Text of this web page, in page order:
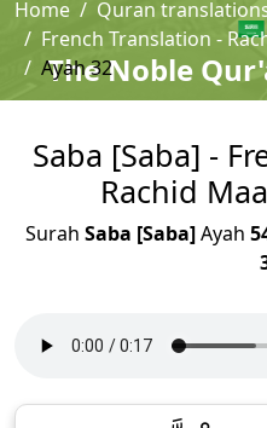
The Noble
Home
Quran
French Translation -
Ayah 32
Saba [Saba] -
Rachid
Surah Saba [Saba]Ayah